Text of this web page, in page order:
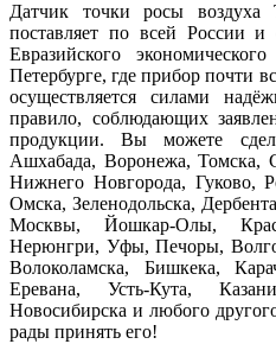
Датчик точки росы
поставляет по всей России
Евразийского
Петербурге, где прибор почти
осуществляется силами
правило, соблюдающих
продукции. Вы можете
Ашхабада, Воронежа, Томска,
Нижнего Новгорода, Гуково,
Омска, Зеленодольска,
Москвы, Йошкар-Олы,
Нерюнгри, Уфы, Печоры,
Волоколамска, Бишкека,
Еревана, Усть-Кута,
Новосибирска и любого
рады принять его!